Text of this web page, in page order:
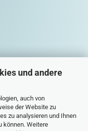
und andere
auch von
der Website zu
zu analysieren und Ihnen
können. Weitere